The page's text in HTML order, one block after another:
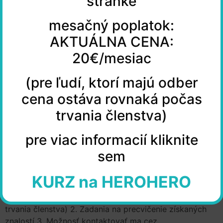
HEROHERO Čo získate po prihlásení: 1. Počas odberu
máte prístup ku všetkým materiálom na stránke za
mesačný poplatok: AKTUÁLNA CENA: 20€/mesiac (pre
ľudí, ktorí majú odber cena ostáva rovnaká počas
trvania členstva) 2. Zadania na precvičenie získaných
mesačný poplatok:
AKTUÁLNA CENA:
20€/mesiac
(pre ľudí, ktorí majú odber
cena ostáva rovnaká počas
trvania členstva)
pre viac informacií kliknite
sem
KURZ na HEROHERO